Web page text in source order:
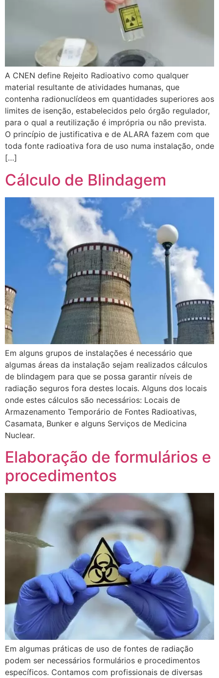
A CNEN define Rejeito Radioativo como qualquer
material resultante de atividades humanas, que
contenha radionuclídeos em quantidades superiores aos
limites de isenção, estabelecidos pelo órgão regulador,
para o qual a reutilização é imprópria ou não prevista.
O princípio de justificativa e de ALARA fazem com que
toda fonte radioativa fora de uso numa instalação, onde
[…]
Cálculo de Blindagem
Em alguns grupos de instalações é necessário que
algumas áreas da instalação sejam realizados cálculos
de blindagem para que se possa garantir níveis de
radiação seguros fora destes locais. Alguns dos locais
onde estes cálculos são necessários: Locais de
Armazenamento Temporário de Fontes Radioativas,
Casamata, Bunker e alguns Serviços de Medicina
Nuclear.
Elaboração de formulários e
procedimentos
Em algumas práticas de uso de fontes de radiação
podem ser necessários formulários e procedimentos
específicos. Contamos com profissionais de diversas